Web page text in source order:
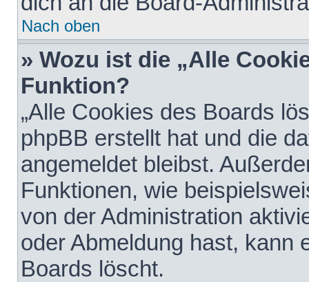
Nach oben
» Wozu ist die „Alle
Funktion?
„Alle Cookies des Boards
phpBB erstellt hat und die
angemeldet bleibst.
Funktionen, wie
von der Administration
oder Abmeldung hast, kann
Boards löscht.